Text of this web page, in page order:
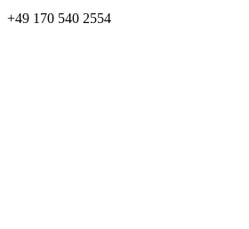
+49 170 540 2554